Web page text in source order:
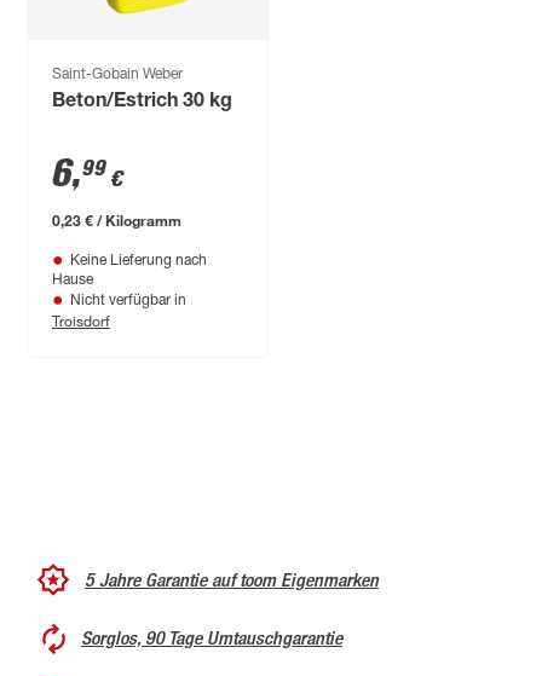
Saint-Gobain Weber
Beton/Estrich 30 kg
6,99 €
0,23 € / Kilogramm
Keine Lieferung nach
Hause
Nicht verfügbar in
Troisdorf
5 Jahre Garantie auf toom Eigenmarken
Sorglos, 90 Tage Umtauschgarantie